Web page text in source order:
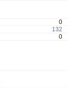
0
132
0